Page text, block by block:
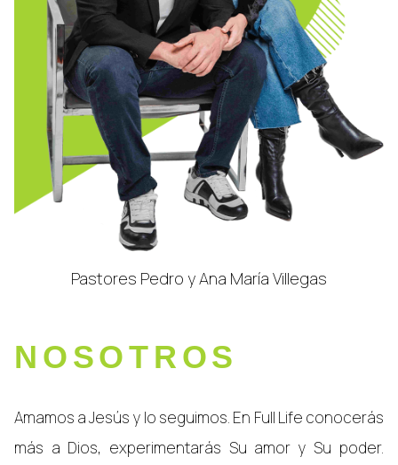
Pastores Pedro y Ana María Villegas
NOSOTROS
Amamos a Jesús y lo seguimos. En Full Life conocerás
más a Dios, experimentarás Su amor y Su poder.